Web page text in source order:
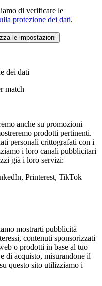
di verificare le
protezione dei dati.
le impostazioni
dei dati
match
anche su promozioni
prodotti pertinenti.
personali crittografati con i
i loro canali pubblicitari
già i loro servizi:
Printerest, TikTok
mostrarti pubblicità
contenuti sponsorizzati
o prodotti in base al tuo
di acquisto, misurandone il
questo sito utilizziamo i